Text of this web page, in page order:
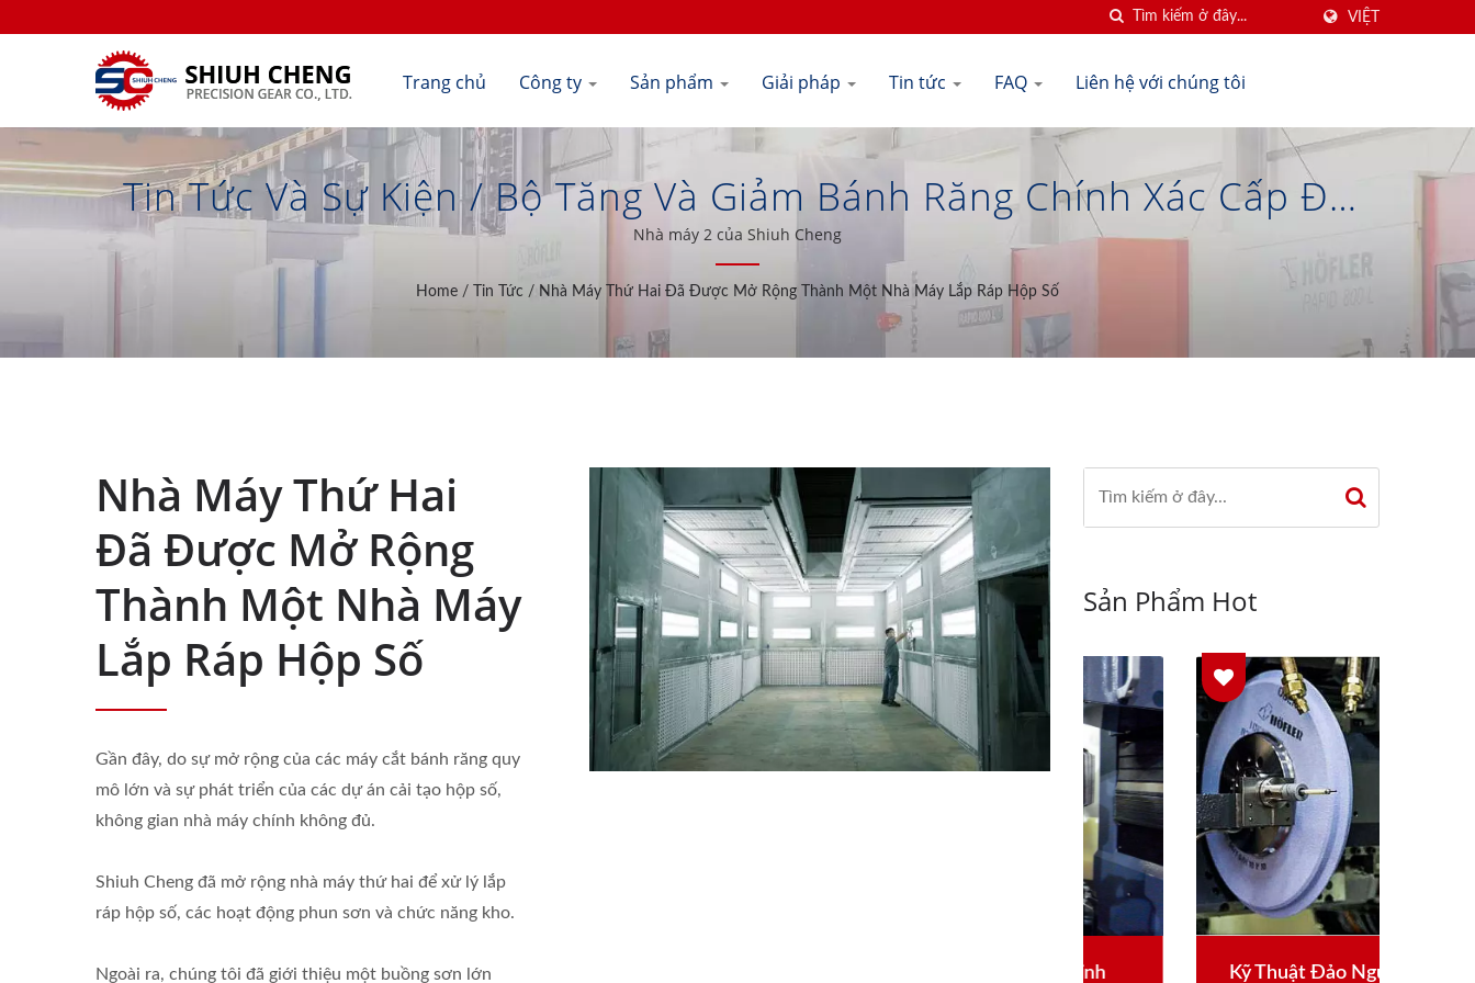
VIỆT
Trang chủ Công ty Sản phẩm Giải pháp Tin tức FAQ Liên hệ với chúng tôi
Tin Tức Và Sự Kiện / Bộ Tăng Và Giảm Bánh Răng Chính Xác Cấp Độ
JIS O & DIN4 | Shiuh Cheng Precision Gear Co., Ltd.
Nhà máy 2 của Shiuh Cheng
Home / Tin Tức / Nhà Máy Thứ Hai Đã Được Mở Rộng Thành Một Nhà Máy Lắp Ráp Hộp Số
Nhà Máy Thứ Hai
Đã Được Mở Rộng
Thành Một Nhà Máy
Lắp Ráp Hộp Số
Gần đây, do sự mở rộng của các máy cắt bánh răng quy
mô lớn và sự phát triển của các dự án cải tạo hộp số,
không gian nhà máy chính không đủ.
Shiuh Cheng đã mở rộng nhà máy thứ hai để xử lý lắp
ráp hộp số, các hoạt động phun sơn và chức năng kho.
Ngoài ra, chúng tôi đã giới thiệu một buồng sơn lớn
Sản Phẩm Hot
Bánh Răng Tùy Chỉnh
Kỹ Thuật Đảo Ngược Bánh
Kỹ Thuật Đảo Ngược Bánh